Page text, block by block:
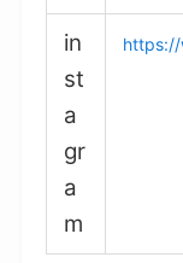
in
st
a
gr
a
m
https://